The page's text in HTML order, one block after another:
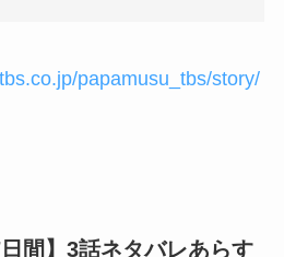
papamusu_tbs/story/
間】3話ネタバレあらす